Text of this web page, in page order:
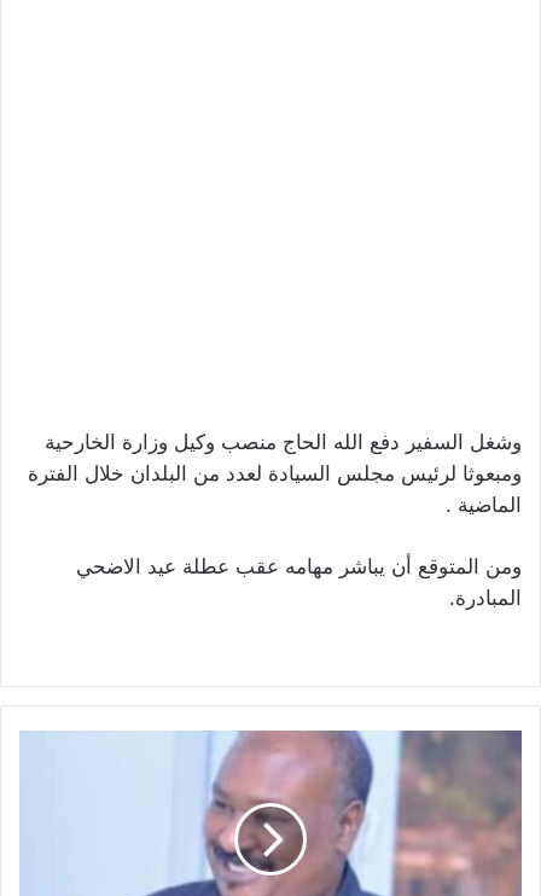
وشغل السفير دفع الله الحاج منصب وكيل وزارة الخارحية
ومبعوثا لرئيس مجلس السيادة لعدد من البلدان خلال الفترة
الماضية .
ومن المتوقع أن يباشر مهامه عقب عطلة عيد الاضحي
المبادرة.